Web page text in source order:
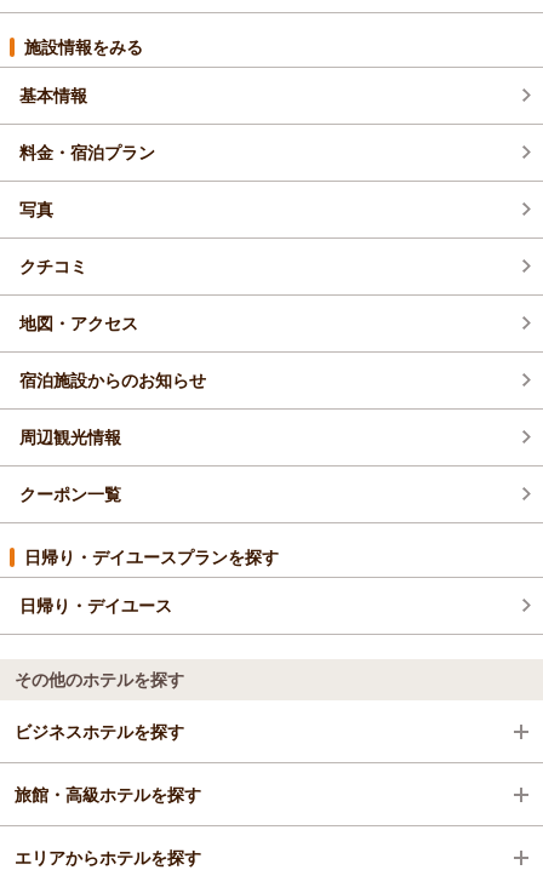
2026年8月(1)
2026年7月(6)
2026年5月(3)
2026年4月(5)
施設情報をみる
基本情報
料金・宿泊プラン
写真
クチコミ
地図・アクセス
宿泊施設からのお知らせ
周辺観光情報
クーポン一覧
日帰り・デイユースプランを探す
日帰り・デイユース
その他のホテルを探す
ビジネスホテルを探す
静岡県
熱海
旅館・高級ホテルを探す
静岡県
エリアからホテルを探す